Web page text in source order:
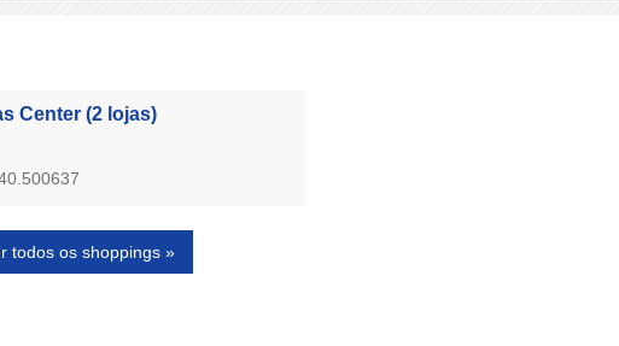
Center(2 lojas)
todos os shoppings »